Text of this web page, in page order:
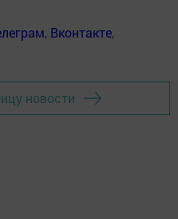
, Вконтакте,
новости